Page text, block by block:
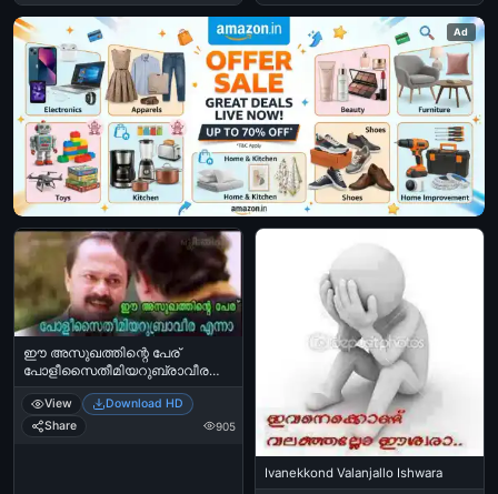
Ad
ഈ അസുഖത്തിന്റെ പേര്
പോളീസൈതീമിയറുബ്രാവീര
എന്നാ - ലാലു അലക്സ്‌
മോഹന്‍ലാല്‍ മിന്നാരം - Ee
asukhathinte peru
Polisaimiyarubravira ennaa - Lalu
View
Download HD
Share
905
Ivanekkond Valanjallo Ishwara